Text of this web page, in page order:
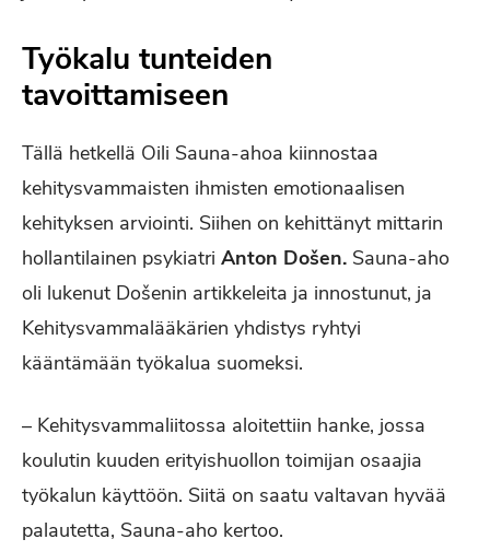
Työkalu tunteiden
tavoittamiseen
Tällä hetkellä Oili Sauna-ahoa kiinnostaa
kehitysvammaisten ihmisten emotionaalisen
kehityksen arviointi. Siihen on kehittänyt mittarin
hollantilainen psykiatri Anton Došen. Sauna-aho
oli lukenut Došenin artikkeleita ja innostunut, ja
Kehitysvammalääkärien yhdistys ryhtyi
kääntämään työkalua suomeksi.
– Kehitysvammaliitossa aloitettiin hanke, jossa
koulutin kuuden erityishuollon toimijan osaajia
työkalun käyttöön. Siitä on saatu valtavan hyvää
palautetta, Sauna-aho kertoo.